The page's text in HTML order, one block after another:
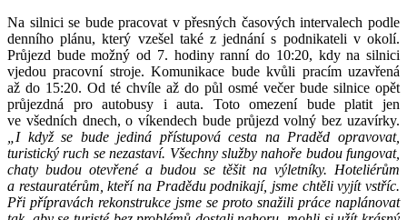
Na silnici se bude pracovat v přesných časových intervalech podle
denního plánu, který vzešel také z jednání s podnikateli v okolí.
Průjezd bude možný od 7. hodiny ranní do 10:20, kdy na silnici
vjedou pracovní stroje. Komunikace bude kvůli pracím uzavřená
až do 15:20. Od té chvíle až do půl osmé večer bude silnice opět
průjezdná pro autobusy i auta. Toto omezení bude platit jen
ve všedních dnech, o víkendech bude průjezd volný bez uzavírky.
„I když se bude jediná přístupová cesta na Praděd opravovat,
turistický ruch se nezastaví. Všechny služby nahoře budou fungovat,
chaty budou otevřené a budou se těšit na výletníky. Hoteliérům
a restauratérům, kteří na Pradědu podnikají, jsme chtěli vyjít vstříc.
Při přípravách rekonstrukce jsme se proto snažili práce naplánovat